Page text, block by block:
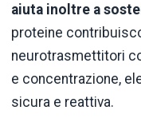
aiuta inoltre a
proteine
neurotrasmettitori
e concentrazione,
sicura e reattiva.